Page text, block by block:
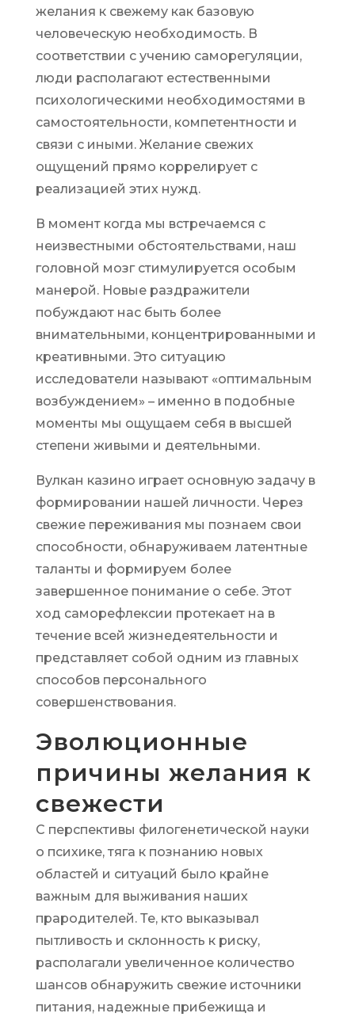
желания к свежему как базовую
человеческую необходимость. В
соответствии с учению саморегуляции,
люди располагают естественными
психологическими необходимостями в
самостоятельности, компетентности и
связи с иными. Желание свежих
ощущений прямо коррелирует с
реализацией этих нужд.
В момент когда мы встречаемся с
неизвестными обстоятельствами, наш
головной мозг стимулируется особым
манерой. Новые раздражители
побуждают нас быть более
внимательными, концентрированными и
креативными. Это ситуацию
исследователи называют «оптимальным
возбуждением» – именно в подобные
моменты мы ощущаем себя в высшей
степени живыми и деятельными.
Вулкан казино играет основную задачу в
формировании нашей личности. Через
свежие переживания мы познаем свои
способности, обнаруживаем латентные
таланты и формируем более
завершенное понимание о себе. Этот
ход саморефлексии протекает на в
течение всей жизнедеятельности и
представляет собой одним из главных
способов персонального
совершенствования.
Эволюционные
причины желания к
свежести
С перспективы филогенетической науки
о психике, тяга к познанию новых
областей и ситуаций было крайне
важным для выживания наших
прародителей. Те, кто выказывал
пытливость и склонность к риску,
располагали увеличенное количество
шансов обнаружить свежие источники
питания, надежные прибежища и